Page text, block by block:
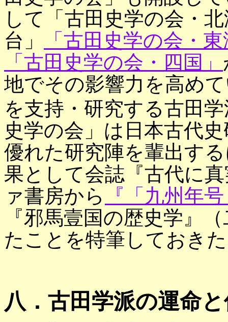
して「古田史学の会・
台」
「古田史学の会・
「古田史学の会・四国」
地でその影響力を高め
を支持・研究する古田
史学の会」は日本古代
優れた研究陣を輩出す
果として会誌『古代に
ァ書房から
『「九州年
『邪馬壹国の歴史学』
たことを特筆しておき
八．古田学派の運命